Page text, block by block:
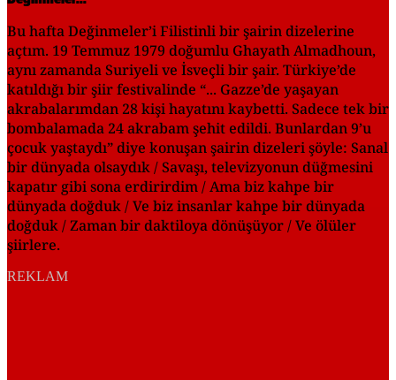
Bu hafta Değinmeler’i Filistinli bir şairin dizelerine
açtım. 19 Temmuz 1979 doğumlu Ghayath Almadhoun,
aynı zamanda Suriyeli ve İsveçli bir şair. Türkiye’de
katıldığı bir şiir festivalinde “... Gazze’de yaşayan
akrabalarımdan 28 kişi hayatını kaybetti. Sadece tek bir
bombalamada 24 akrabam şehit edildi. Bunlardan 9’u
çocuk yaştaydı” diye konuşan şairin dizeleri şöyle: Sanal
bir dünyada olsaydık / Savaşı, televizyonun düğmesini
kapatır gibi sona erdirirdim / Ama biz kahpe bir
dünyada doğduk / Ve biz insanlar kahpe bir dünyada
doğduk / Zaman bir daktiloya dönüşüyor / Ve ölüler
şiirlere.
REKLAM